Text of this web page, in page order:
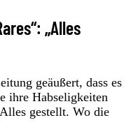
„Alles
geäußert, dass es
ihre Habseligkeiten
gestellt. Wo die